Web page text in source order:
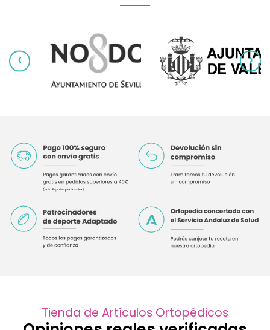
‹ ›
Tienda de Artículos Ortopédicos